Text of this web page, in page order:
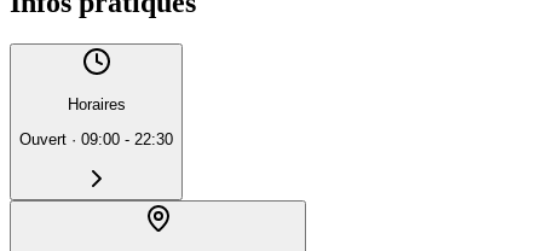
Horaires
Ouvert · 09:00 - 22:30